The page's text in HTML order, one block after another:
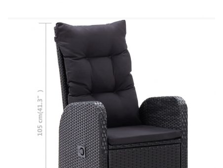
Размери (при наклон): 57 x 127 x 97 см (Ш
х Д х В)
Ширина на седалката: 47 см
Дълбочина на седалката: 53 см
Височина на седалката от земята без
възглавница: 41 см
Височина на подлакътника от земята: 63 см
Необходим е монтаж
Доставката съдържа:
1 х Маса